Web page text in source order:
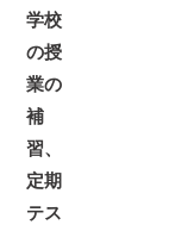
学校
の授
業の
補
習、
定期
テス